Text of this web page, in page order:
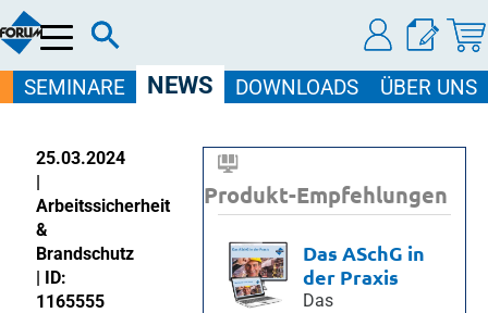
Menü
SEMINARE NEWS DOWNLOADS ÜBER UNS
25.03.2024
|
Arbeitssicherheit
&
Brandschutz
| ID:
1165555
Produkt-Empfehlungen
Das ASchG in
der Praxis
Das